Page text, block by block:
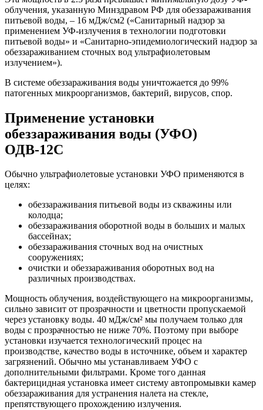
облучения, указанную Минздравом РФ для обеззараживания
питьевой воды, – 16 мДж/см2 («Санитарный надзор за
применением УФ-излучения в технологии подготовки
питьевой воды» и «Санитарно-эпидемиологический надзор за
обеззараживанием сточных вод ультрафиолетовым
излучением»).
В системе обеззараживания воды уничтожается до 99%
патогенных микроорганизмов, бактерий, вирусов, спор.
Применение установки
обеззараживания воды (УФО)
ОДВ-12С
Обычно ультрафиолетовые установки УФО применяются в
целях:
обеззараживания питьевой воды из скважины или
колодца;
обеззараживания оборотной воды в больших и малых
бассейнах;
обеззараживания сточных вод на очистных
сооружениях;
очистки и обеззараживания оборотных вод на
различных производствах.
Мощность облучения, воздействующего на микроорганизмы,
сильно зависит от прозрачности и цветности пропускаемой
через установку воды. 40 мДж/cм² мы получаем только для
воды с прозрачностью не ниже 70%. Поэтому при выборе
установки изучается технологический процес на
производстве, качество воды в источнике, объем и характер
загрязнений. Обычно мы устанавливаем УФО с
дополнительными фильтрами. Кроме того данная
бактерицидная установка имеет систему автопромывки камер
обеззараживания для устранения налета на стекле,
препятствующего прохождению излучения.